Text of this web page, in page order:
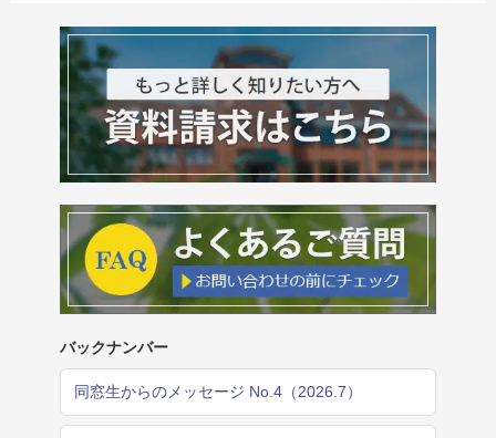
バックナンバー
同窓生からのメッセージ No.4（2026.7）